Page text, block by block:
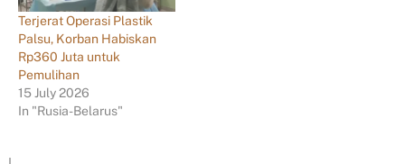
Terjerat Operasi Plastik
Palsu, Korban Habiskan
Rp360 Juta untuk
Pemulihan
15 July 2026
In "Rusia-Belarus"